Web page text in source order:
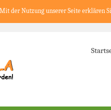
der Nutzung unserer Seite erklären